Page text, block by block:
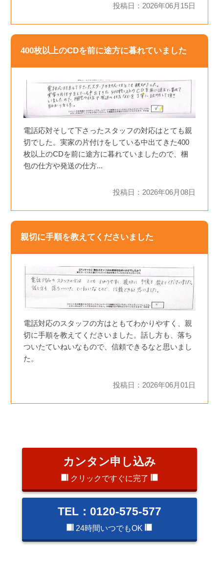
投稿日：2026年06月15日
400枚以上のCDを前に途方に暮れていました
電話応対そして下さったスタッフの対応はとても親
切でした。実家の片付けをしている中出てきた400
枚以上のCDを前に途方に暮れていましたので、梱
包の仕方や発送の仕方...
投稿日：2026年06月08日
親切に手順を教えてくださいました
電話対応のスタッフの方はともてわかりやすく、親
切に手順を教えてくださいました。話し方も、落ち
ついたていねいなもので、信頼できるなと思いまし
た。
投稿日：2026年06月01日
カンタン申し込み
クリックですぐに完了
TEL：0120-575-577
24時間いつでもOK